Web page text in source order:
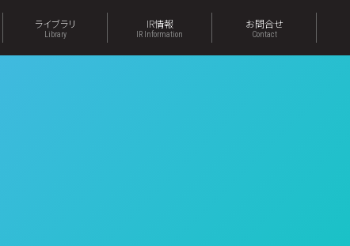
ライブラリ
Library
IR情報
IR Information
お問合せ
Contact